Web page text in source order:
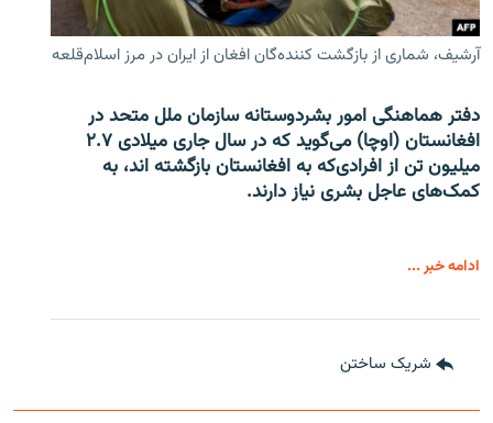
آرشیف، شماری از بازگشت کننده‌گان افغان از ایران در مرز اسلام‌قلعه
دفتر هماهنگی امور بشردوستانه سازمان ملل متحد در
افغانستان (اوچا) می‌گوید که در سال جاری میلادی ۲.۷
میلیون تن از افرادی‌که به افغانستان بازگشته اند، به
کمک‌های عاجل بشری نیاز دارند.
ادامه خبر ...
شریک ساختن